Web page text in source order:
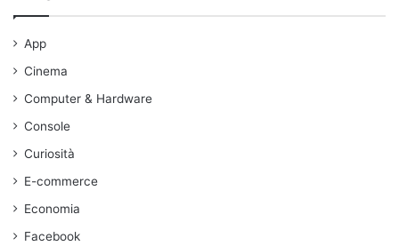
App
Cinema
Computer & Hardware
Console
Curiosità
E-commerce
Economia
Facebook